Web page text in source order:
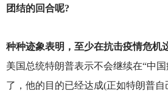
团结的回合呢?
种种迹象表明，至少在抗击疫情危机
美国总统特朗普表示不会继续在“中
了，他的目的已经达成(正如特朗普